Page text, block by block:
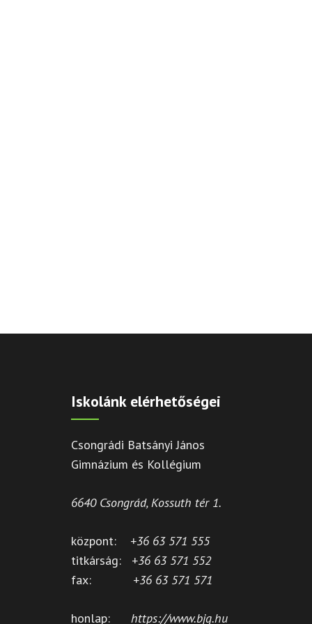
Iskolánk elérhetőségei
Csongrádi Batsányi János
Gimnázium és Kollégium
6640 Csongrád, Kossuth tér 1.
központ: +36 63 571 555
titkárság: +36 63 571 552
fax: +36 63 571 571
honlap: https://www.bjg.hu